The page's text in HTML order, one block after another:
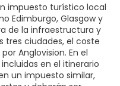
impuesto turístico local
Edimburgo, Glasgow y
de la infraestructura y
tres ciudades, el coste
Anglovision. En el
en el itinerario
un impuesto similar,